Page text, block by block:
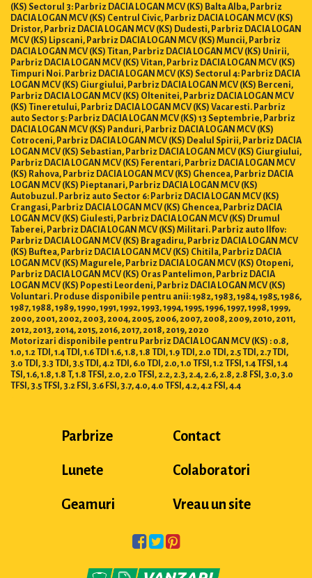
(KS) Sectorul 3: Parbriz DACIA LOGAN MCV (KS) Balta Alba, Parbriz
DACIA LOGAN MCV (KS) Centrul Civic, Parbriz DACIA LOGAN MCV (KS)
Dristor, Parbriz DACIA LOGAN MCV (KS) Dudesti, Parbriz DACIA LOGAN
MCV (KS) Lipscani, Parbriz DACIA LOGAN MCV (KS) Muncii, Parbriz
DACIA LOGAN MCV (KS) Titan, Parbriz DACIA LOGAN MCV (KS) Unirii,
Parbriz DACIA LOGAN MCV (KS) Vitan, Parbriz DACIA LOGAN MCV (KS)
Timpuri Noi. Parbriz DACIA LOGAN MCV (KS) Sectorul 4: Parbriz DACIA
LOGAN MCV (KS) Giurgiului, Parbriz DACIA LOGAN MCV (KS) Berceni,
Parbriz DACIA LOGAN MCV (KS) Oltenitei, Parbriz DACIA LOGAN MCV
(KS) Tineretului, Parbriz DACIA LOGAN MCV (KS) Vacaresti. Parbriz
auto Sector 5: Parbriz DACIA LOGAN MCV (KS) 13 Septembrie, Parbriz
DACIA LOGAN MCV (KS) Panduri, Parbriz DACIA LOGAN MCV (KS)
Cotroceni, Parbriz DACIA LOGAN MCV (KS) Dealul Spirii, Parbriz DACIA
LOGAN MCV (KS) Sebastian, Parbriz DACIA LOGAN MCV (KS) Giurgiului,
Parbriz DACIA LOGAN MCV (KS) Ferentari, Parbriz DACIA LOGAN MCV
(KS) Rahova, Parbriz DACIA LOGAN MCV (KS) Ghencea, Parbriz DACIA
LOGAN MCV (KS) Pieptanari, Parbriz DACIA LOGAN MCV (KS)
Autobuzul. Parbriz auto Sector 6: Parbriz DACIA LOGAN MCV (KS)
Crangasi, Parbriz DACIA LOGAN MCV (KS) Ghencea, Parbriz DACIA
LOGAN MCV (KS) Giulesti, Parbriz DACIA LOGAN MCV (KS) Drumul
Taberei, Parbriz DACIA LOGAN MCV (KS) Militari. Parbriz auto Ilfov:
Parbriz DACIA LOGAN MCV (KS) Bragadiru, Parbriz DACIA LOGAN MCV
(KS) Buftea, Parbriz DACIA LOGAN MCV (KS) Chitila, Parbriz DACIA
LOGAN MCV (KS) Magurele, Parbriz DACIA LOGAN MCV (KS) Otopeni,
Parbriz DACIA LOGAN MCV (KS) Oras Pantelimon, Parbriz DACIA
LOGAN MCV (KS) Popesti Leordeni, Parbriz DACIA LOGAN MCV (KS)
Voluntari. Produse disponibile pentru anii: 1982, 1983, 1984, 1985, 1986,
1987, 1988, 1989, 1990, 1991, 1992, 1993, 1994, 1995, 1996, 1997, 1998, 1999,
2000, 2001, 2002, 2003, 2004, 2005, 2006, 2007, 2008, 2009, 2010, 2011,
2012, 2013, 2014, 2015, 2016, 2017, 2018, 2019, 2020
Motorizari disponibile pentru Parbriz DACIA LOGAN MCV (KS) : 0.8,
1.0, 1.2 TDI, 1.4 TDI, 1.6 TDI 1.6, 1.8, 1.8 TDI, 1.9 TDI, 2.0 TDI, 2.5 TDI, 2.7 TDI,
3.0 TDI, 3.3 TDI, 3.5 TDI, 4.2 TDI, 6.0 TDI, 2.0, 1.0 TFSI, 1.2 TFSI, 1.4 TFSI, 1.4
TSI, 1.6, 1.8, 1.8 T, 1.8 TFSI, 2.0, 2.0 TFSI, 2.2, 2.3, 2.4, 2.6, 2.8, 2.8 FSI, 3.0, 3.0
TFSI, 3.5 TFSI, 3.2 FSI, 3.6 FSI, 3.7, 4.0, 4.0 TFSI, 4.2, 4.2 FSI, 4.4
Parbrize
Lunete
Geamuri
Contact
Colaboratori
Vreau un site